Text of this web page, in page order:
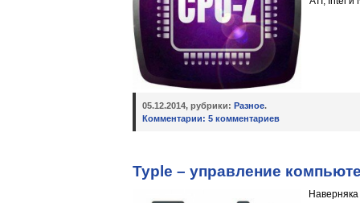
05.12.2014, рубрики: Разное.
Комментарии: 5 комментариев
Typle – управление